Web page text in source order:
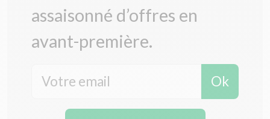
assaisonné d’offres en
avant-première.
Ok